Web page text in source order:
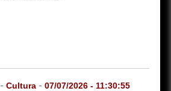
-Cultura -07/07/2026 - 11:30:55